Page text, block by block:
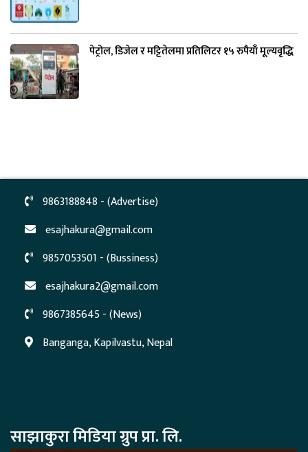
पेट्रोल, डिजेल र मट्टितेलमा प्रतिलिटर १५ रुपैयाँ मूल्यवृद्धि
9863188848 - (Advertise)
esajhakura@gmail.com
9857053501 - (Bussiness)
esajhakura2@gmail.com
9867385645 - (News)
Banganga, Kapilvastu, Nepal
साझाकुरा मिडिया ग्रुप प्रा. लि.